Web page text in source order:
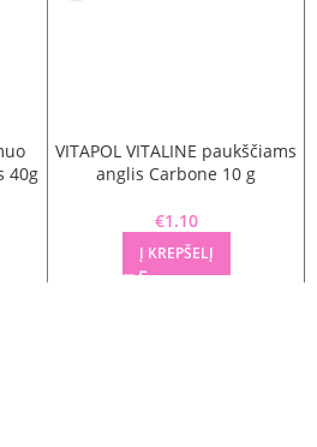
40g
was: €1.89.
VITAPOL VITALINE paukščiams
anglis Carbone 10 g
€1.10
Į KREPŠELĮ